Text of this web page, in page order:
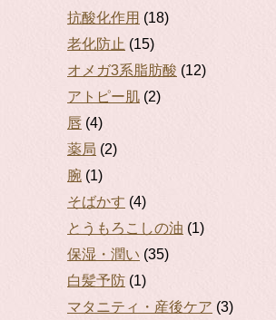
抗酸化作用 (18)
老化防止 (15)
オメガ3系脂肪酸 (12)
アトピー肌 (2)
唇 (4)
薬局 (2)
腕 (1)
そばかす (4)
とうもろこしの油 (1)
保湿・潤い (35)
白髪予防 (1)
マタニティ・産後ケア (3)